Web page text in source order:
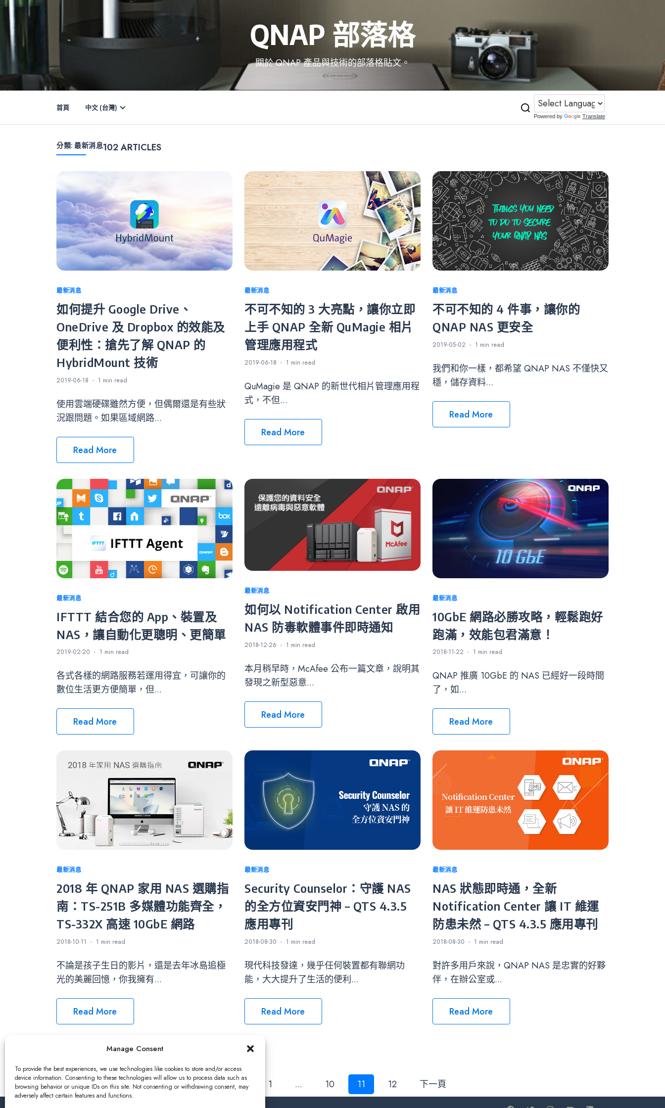
Manage Consent
To provide the best experiences, we use technologies like cookies to store and/or access
device information. Consenting to these technologies will allow us to process data such as
browsing behavior or unique IDs on this site. Not consenting or withdrawing consent, may
adversely affect certain features and functions.
QNAP 部落格
關於 QNAP 產品與技術的部落格貼文。
首頁 中文 (台灣)
Powered by Translate
分類: 最新消息102ARTICLES
Categories
最新消息
如何提升 Google Drive、
OneDrive 及 Dropbox 的效能及
便利性：搶先了解 QNAP 的
HybridMount 技術
2019-06-18 1 min read
使用雲端硬碟雖然方便，但偶爾還是有些狀
況跟問題。如果區域網路...
Read More
Categories
最新消息
不可不知的 3 大亮點，讓你立即
上手 QNAP 全新 QuMagie 相片
管理應用程式
2019-06-18 1 min read
QuMagie 是 QNAP 的新世代相片管理應用程
式，不但...
Read More
Categories
最新消息
不可不知的 4 件事，讓你的
QNAP NAS 更安全
2019-05-02 1 min read
我們和你一樣，都希望 QNAP NAS 不僅快又
穩，儲存資料...
Read More
Categories
最新消息
IFTTT 結合您的 App、裝置及
NAS，讓自動化更聰明、更簡單
2019-02-20 1 min read
各式各樣的網路服務若運用得宜，可讓你的
數位生活更方便簡單，但...
Read More
Categories
最新消息
如何以 Notification Center 啟用
NAS 防毒軟體事件即時通知
2018-12-26 1 min read
本月稍早時，McAfee 公布一篇文章，說明其
發現之新型惡意...
Read More
Categories
最新消息
10GbE 網路必勝攻略，輕鬆跑好
跑滿，效能包君滿意！
2018-11-22 1 min read
QNAP 推廣 10GbE 的 NAS 已經好一段時間
了，如...
Read More
Categories
最新消息
2018 年 QNAP 家用 NAS 選購指
南：TS-251B 多媒體功能齊全，
TS-332X 高速 10GbE 網路
2018-10-11 1 min read
不論是孩子生日的影片，還是去年冰島追極
光的美麗回憶，你我擁有...
Read More
Categories
最新消息
Security Counselor：守護 NAS
的全方位資安門神 – QTS 4.3.5
應用專刊
2018-08-30 1 min read
現代科技發達，幾乎任何裝置都有聯網功
能，大大提升了生活的便利...
Read More
Categories
最新消息
NAS 狀態即時通，全新
Notification Center 讓 IT 維運
防患未然 – QTS 4.3.5 應用專刊
2018-08-30 1 min read
對許多用戶來說，QNAP NAS 是忠實的好夥
伴，在辦公室或...
Read More
文上一頁 1 ... 10 11 12 下一頁